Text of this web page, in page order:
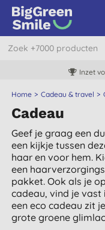
Inzet
Home Cadeau & travel
Cadeau
Geef je graag een
een kijkje tussen
haar en voor hem.
een
pakket. Ook als je
cadeau, vind je vast
een eco cadeau zit
grote groene